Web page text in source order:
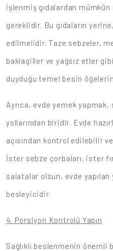
işlenmiş gıdalardan
gereklidir. Bu gıdaların
edilmelidir. Taze sebzeler,
baklagiller ve yağsız etler
duyduğu temel besin
Ayrıca, evde yemek yapmak,
yollarından biridir. Evde
açısından kontrol edilebilir
İster sebze çorbaları, ister
salatalar olsun, evde
besleyicidir.
4. Porsiyon Kontrolü Yapın
Sağlıklı beslenmenin